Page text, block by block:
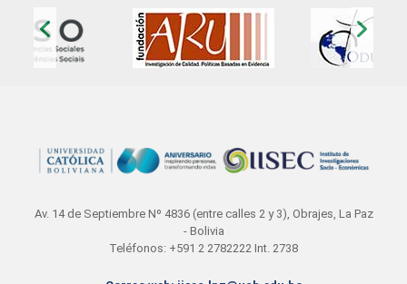
Av. 14 de Septiembre Nº 4836 (entre calles 2 y 3), Obrajes, La Paz
- Bolivia
Teléfonos: +591 2 2782222 Int. 2738